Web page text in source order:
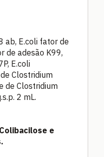
ab, E.coli fator de
de adesão K99,
E.coli
Clostridium
de Clostridium
2 mL.
e